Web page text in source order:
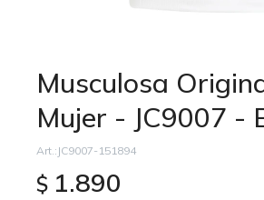
Musculosa
Mujer - JC9007 -
JC9007-151894
$ 1.890